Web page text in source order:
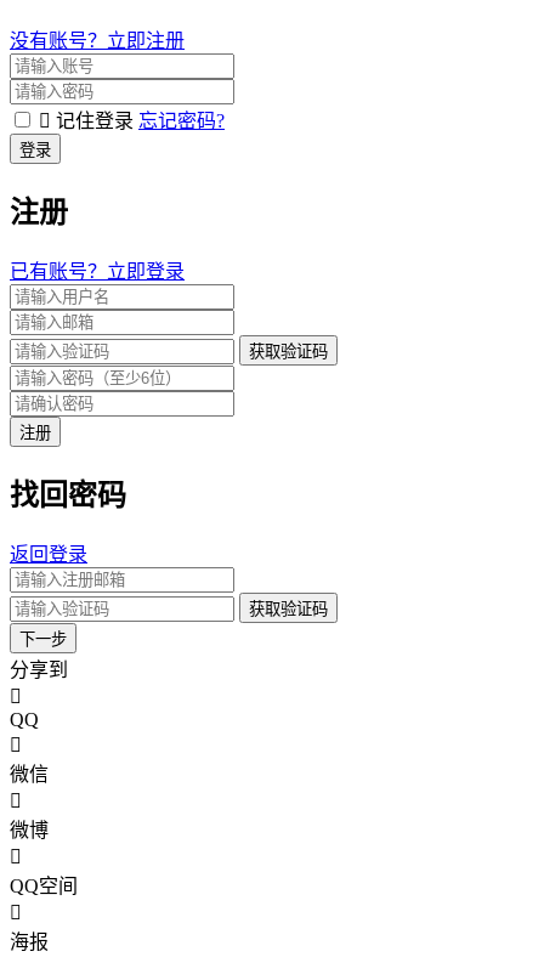
没有账号？立即注册
记住登录 忘记密码?
登录
注册
已有账号？立即登录
获取验证码
注册
找回密码
返回登录
获取验证码
下一步
分享到
QQ
微信
微博
QQ空间
海报